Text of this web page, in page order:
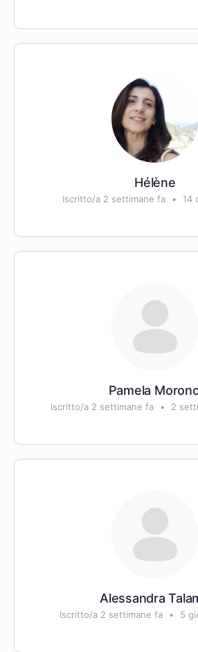
Hélène
Iscritto/a 2 settimane fa • 14
Pamela
Iscritto/a 2 settimane fa • 2
Alessandra
Iscritto/a 2 settimane fa • 5